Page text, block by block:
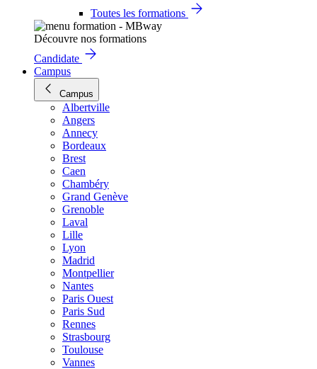
Toutes les formations
Découvre nos formations
Candidate
Campus
Campus
Albertville
Angers
Annecy
Bordeaux
Brest
Caen
Chambéry
Grand Genève
Grenoble
Laval
Lille
Lyon
Madrid
Montpellier
Nantes
Paris Ouest
Paris Sud
Rennes
Strasbourg
Toulouse
Vannes